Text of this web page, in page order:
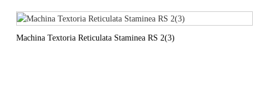
Machina Textoria Reticulata Staminea RS 2(3)